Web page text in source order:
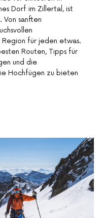
Dorf im Zillertal, ist
Von sanften
für jeden etwas.
Routen, Tipps für
und die
Hochfügen zu bieten